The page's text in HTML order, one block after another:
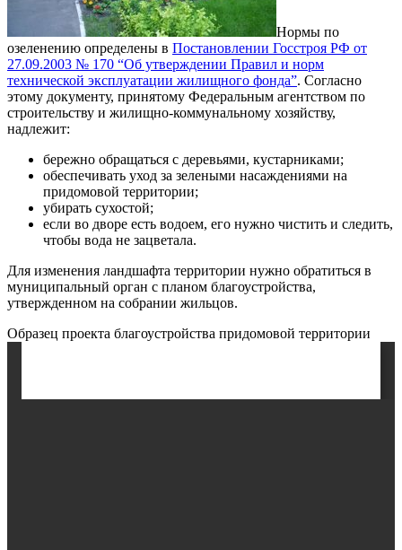
Нормы по
озеленению определены в Постановлении Госстроя РФ от
27.09.2003 № 170 “Об утверждении Правил и норм
технической эксплуатации жилищного фонда”. Согласно
этому документу, принятому Федеральным агентством по
строительству и жилищно-коммунальному хозяйству,
надлежит:
бережно обращаться с деревьями, кустарниками;
обеспечивать уход за зелеными насаждениями на
придомовой территории;
убирать сухостой;
если во дворе есть водоем, его нужно чистить и следить,
чтобы вода не зацветала.
Для изменения ландшафта территории нужно обратиться в
муниципальный орган с планом благоустройства,
утвержденном на собрании жильцов.
Образец проекта благоустройства придомовой территории